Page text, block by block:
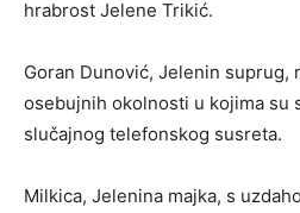
hrabrost Jelene Trikić.
Goran Dunović, Jelenin suprug,
osebujnih okolnosti u kojima su
slučajnog telefonskog susreta.
Milkica, Jelenina majka, s